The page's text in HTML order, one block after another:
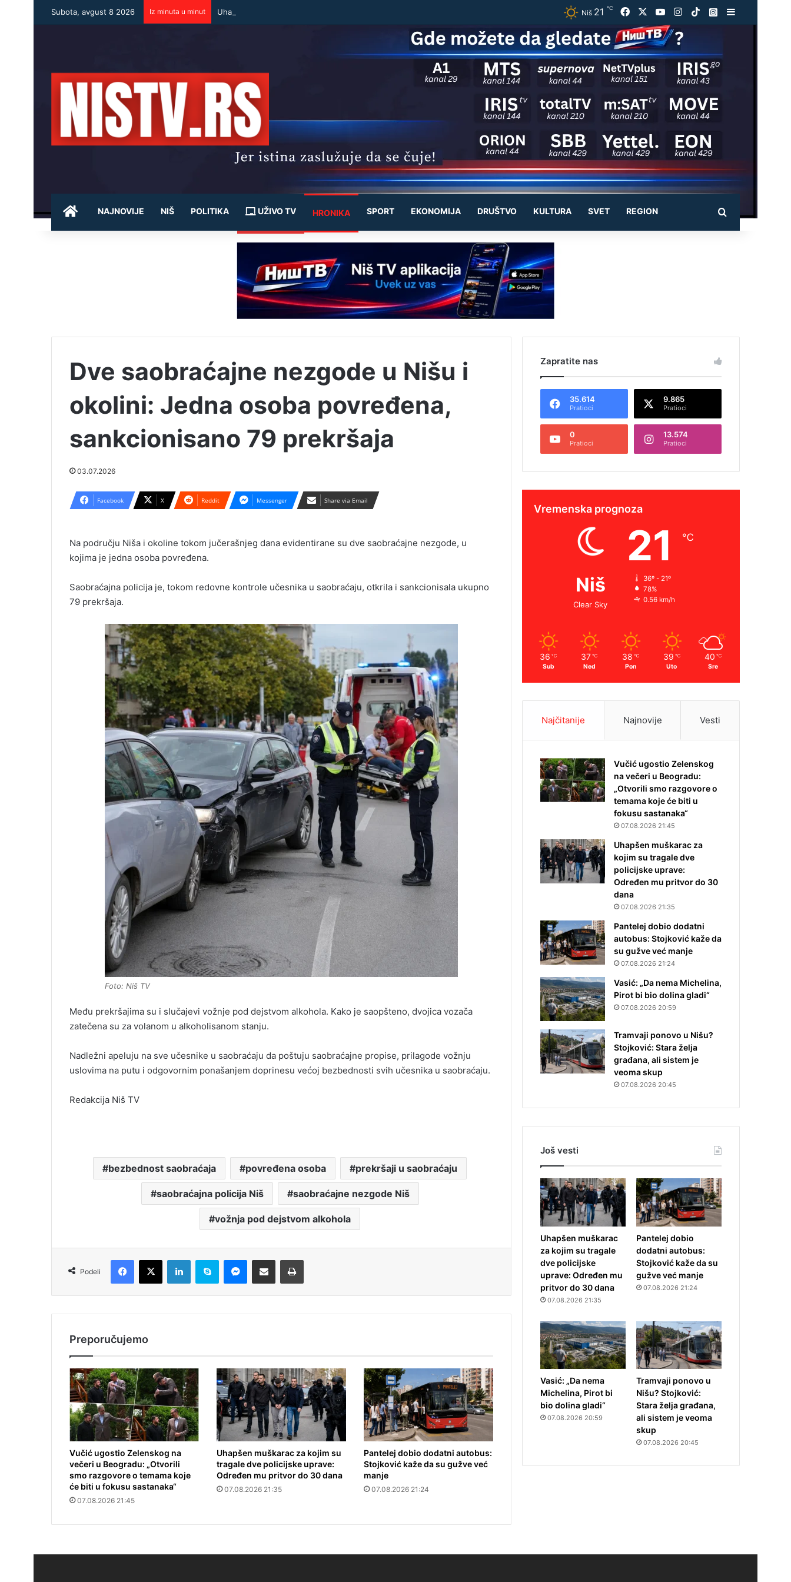
Subota, avgust 8 2026 Iz minuta u minut Niš 21 ℃ Facebook YouTubeInstagram
TikTokInstagram
POČETNA
NAJNOVIJE NIŠ POLITIKA UŽIVO TV HRONIKA SPORT EKONOMIJA DRUŠTVO KULTURA SVET REGION Pretraži
Dve saobraćajne nezgode u Nišu i
okolini: Jedna osoba povređena,
sankcionisano 79 prekršaja
03.07.2026
Facebook X Reddit Messenger Share via Email
Na području Niša i okoline tokom jučerašnjeg dana evidentirane su dve saobraćajne nezgode, u
kojima je jedna osoba povređena.
Saobraćajna policija je, tokom redovne kontrole učesnika u saobraćaju, otkrila i sankcionisala ukupno
79 prekršaja.
Foto: Niš TV
Među prekršajima su i slučajevi vožnje pod dejstvom alkohola. Kako je saopšteno, dvojica vozača
zatečena su za volanom u alkoholisanom stanju.
Nadležni apeluju na sve učesnike u saobraćaju da poštuju saobraćajne propise, prilagode vožnju
uslovima na putu i odgovornim ponašanjem doprinesu većoj bezbednosti svih učesnika u saobraćaju.
Redakcija Niš TV
bezbednost saobraćaja povređena osoba prekršaji u saobraćaju
saobraćajna policija Niš saobraćajne nezgode Niš
vožnja pod dejstvom alkohola
Podeli
Preporučujemo
Vučić ugostio Zelenskog na
večeri u Beogradu: „Otvorili
smo razgovore o temama koje
će biti u fokusu sastanaka“
07.08.2026 21:45
Uhapšen muškarac za kojim su
tragale dve policijske uprave:
Određen mu pritvor do 30 dana
07.08.2026 21:35
Pantelej dobio dodatni autobus:
Stojković kaže da su gužve već
manje
07.08.2026 21:24
Zapratite nas
35.614
Pratioci
9.865
Pratioci
0
Pratioci
13.574
Pratioci
Vremenska prognoza
Niš
Clear Sky
21 ℃
36º - 21º
78%
0.56 km/h
36 ℃
Sub
37 ℃
Ned
38 ℃
Pon
39 ℃
Uto
40 ℃
Sre
Najčitanije Najnovije Vesti
Vučić ugostio Zelenskog
na večeri u Beogradu:
„Otvorili smo razgovore o
temama koje će biti u
fokusu sastanaka“
07.08.2026 21:45
Uhapšen muškarac za
kojim su tragale dve
policijske uprave:
Određen mu pritvor do 30
dana
07.08.2026 21:35
Pantelej dobio dodatni
autobus: Stojković kaže da
su gužve već manje
07.08.2026 21:24
Vasić: „Da nema Michelina,
Pirot bi bio dolina gladi“
07.08.2026 20:59
Tramvaji ponovo u Nišu?
Stojković: Stara želja
građana, ali sistem je
veoma skup
07.08.2026 20:45
Još vesti
Uhapšen muškarac
za kojim su tragale
dve policijske
uprave: Određen mu
pritvor do 30 dana
07.08.2026 21:35
Pantelej dobio
dodatni autobus:
Stojković kaže da su
gužve već manje
07.08.2026 21:24
Vasić: „Da nema
Michelina, Pirot bi
bio dolina gladi“
07.08.2026 20:59
Tramvaji ponovo u
Nišu? Stojković:
Stara želja građana,
ali sistem je veoma
skup
07.08.2026 20:45